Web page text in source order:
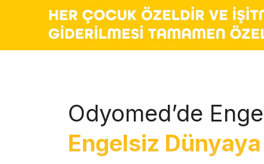
Odyomed’de
Engelsiz